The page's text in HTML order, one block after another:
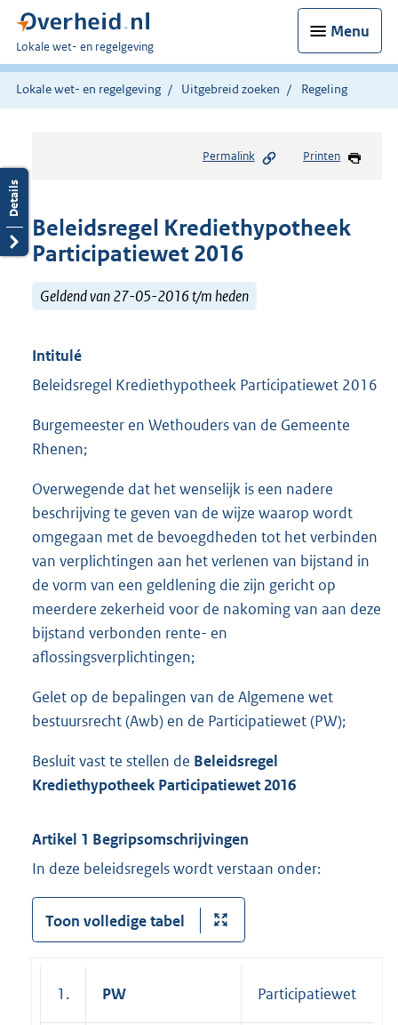
Menu
U
bent
hier:
Lokale wet- en regelgeving
Lokale wet- en regelgeving Uitgebreid zoeken Regeling
Permalink Printen
Beleidsregel Krediethypotheek
Participatiewet 2016
Geldend van 27-05-2016 t/m heden
Intitulé
Beleidsregel Krediethypotheek Participatiewet 2016
Burgemeester en Wethouders van de Gemeente
Rhenen;
Overwegende dat het wenselijk is een nadere
beschrijving te geven van de wijze waarop wordt
omgegaan met de bevoegdheden tot het verbinden
van verplichtingen aan het verlenen van bijstand in
de vorm van een geldlening die zijn gericht op
meerdere zekerheid voor de nakoming van aan deze
bijstand verbonden rente- en
aflossingsverplichtingen;
Gelet op de bepalingen van de Algemene wet
bestuursrecht (Awb) en de Participatiewet (PW);
Besluit vast te stellen de Beleidsregel
Krediethypotheek Participatiewet2016
Artikel 1 Begripsomschrijvingen
In deze beleidsregels wordt verstaan onder:
Toon volledige tabel
1. PW Participatiewet